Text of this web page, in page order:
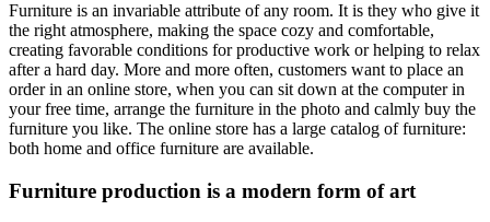
Furniture is an invariable attribute of any room. It is they who give it
the right atmosphere, making the space cozy and comfortable,
creating favorable conditions for productive work or helping to relax
after a hard day. More and more often, customers want to place an
order in an online store, when you can sit down at the computer in
your free time, arrange the furniture in the photo and calmly buy the
furniture you like. The online store has a large catalog of furniture:
both home and office furniture are available.
Furniture production is a modern form of art